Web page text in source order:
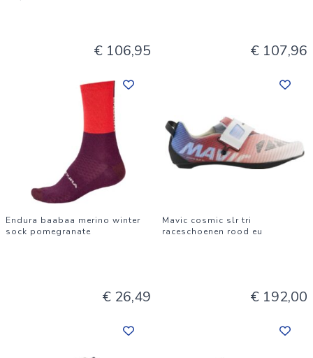
€ 106,95 € 107,96
Endura baabaa merino winter
sock pomegranate
€ 26,49
Mavic cosmic slr tri
raceschoenen rood eu
€ 192,00